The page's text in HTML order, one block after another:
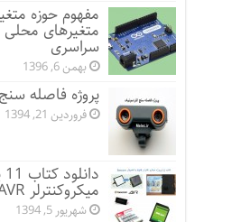
مفهوم حوزه
متغیرهای محلی
سراسری
بهمن 6, 1396
پروژه فاصله
فروردین 21, 1394
میکروکنترلر AVR با BASCOM
شهریور 5, 1394